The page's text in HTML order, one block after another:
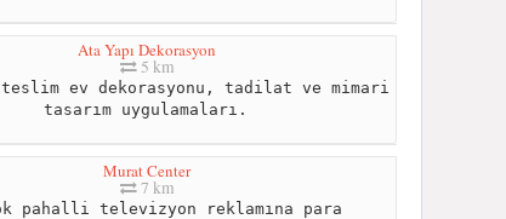
Ata Yapı Dekorasyon
5 km
teslim ev dekorasyonu, tadilat ve mimari
tasarım uygulamaları.
Murat Center
7 km
pahalli televizyon reklamına para